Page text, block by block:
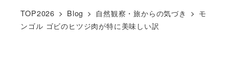
TOP2026 Blog 自然観察・旅からの気づき
モ
ンゴル ゴビのヒツジ肉が特に美味しい訳